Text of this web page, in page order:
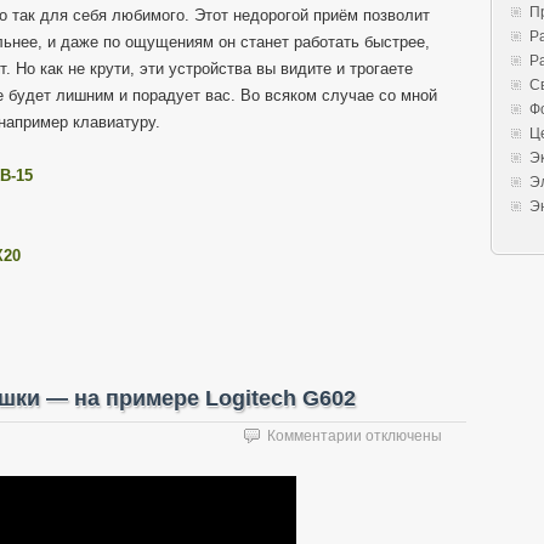
для себя любимого. Этот недорогой приём позволит
и даже по ощущениям он станет работать быстрее,
Но как не крути, эти устройства вы видите и трогаете
будет лишним и порадует вас. Во всяком случае со мной
клавиатуру.
15
— на примере Logitech G602
Комментарии котключены